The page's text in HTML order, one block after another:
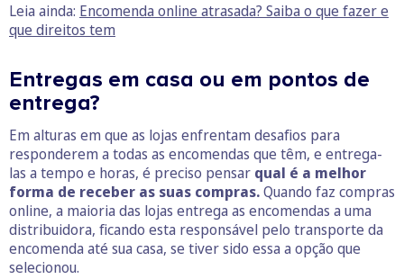
Leia ainda: Encomenda online atrasada? Saiba o que fazer e
que direitos tem
Entregas em casa ou em pontos de
entrega?
Em alturas em que as lojas enfrentam desafios para
responderem a todas as encomendas que têm, e entrega-
las a tempo e horas, é preciso pensar qual é a melhor
forma de receber as suas compras.Quando faz compras
online, a maioria das lojas entrega as encomendas a uma
distribuidora, ficando esta responsável pelo transporte da
encomenda até sua casa, se tiver sido essa a opção que
selecionou.